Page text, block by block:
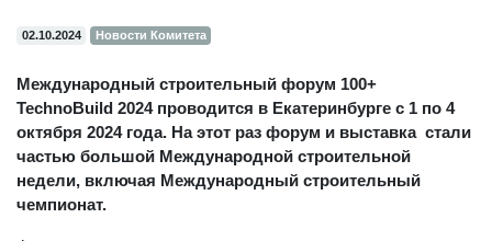
02.10.2024 Новости Комитета
Международный строительный форум 100+
TechnoBuild 2024 проводится в Екатеринбурге с 1 по 4
октября 2024 года. На этот раз форум и выставка стали
частью большой Международной строительной
недели, включая Международный строительный
чемпионат.